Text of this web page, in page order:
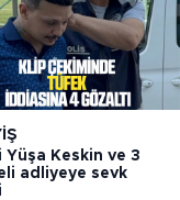
Yüşa Keskin ve 3
adliyeye sevk